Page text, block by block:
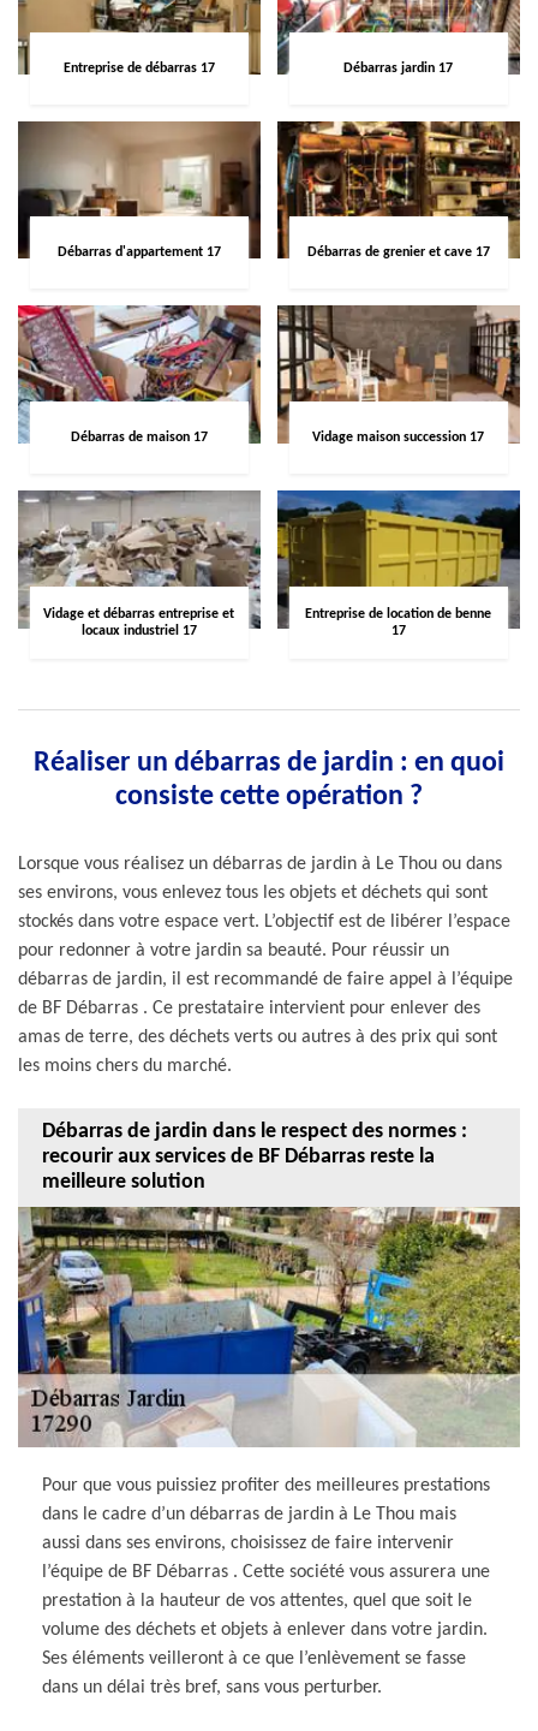
Entreprise de débarras 17 Débarras jardin 17
Débarras d'appartement 17 Débarras de grenier et cave 17
Débarras de maison 17 Vidage maison succession 17
Vidage et débarras entreprise et
locaux industriel 17
Entreprise de location de benne
17
Réaliser un débarras de jardin : en quoi
consiste cette opération ?
Lorsque vous réalisez un débarras de jardin à Le Thou ou dans
ses environs, vous enlevez tous les objets et déchets qui sont
stockés dans votre espace vert. L’objectif est de libérer l’espace
pour redonner à votre jardin sa beauté. Pour réussir un
débarras de jardin, il est recommandé de faire appel à l’équipe
de BF Débarras . Ce prestataire intervient pour enlever des
amas de terre, des déchets verts ou autres à des prix qui sont
les moins chers du marché.
Débarras de jardin dans le respect des normes :
recourir aux services de BF Débarras reste la
meilleure solution
Pour que vous puissiez profiter des meilleures prestations
dans le cadre d’un débarras de jardin à Le Thou mais
aussi dans ses environs, choisissez de faire intervenir
l’équipe de BF Débarras . Cette société vous assurera une
prestation à la hauteur de vos attentes, quel que soit le
volume des déchets et objets à enlever dans votre jardin.
Ses éléments veilleront à ce que l’enlèvement se fasse
dans un délai très bref, sans vous perturber.